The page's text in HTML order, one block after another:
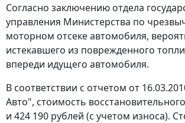
Согласно заключению отдела
управления Министерства по
моторном отсеке автомобиля,
истекавшего из поврежденного
впереди идущего автомобиля.
В соответствии с отчетом от
Авто", стоимость
и 424 190 рублей (с учетом износа).